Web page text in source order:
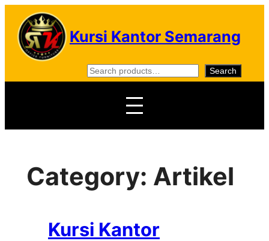
Skip
content
Kursi Kantor Semarang
S
e
c
Search
Category: Artikel
Kursi Kantor